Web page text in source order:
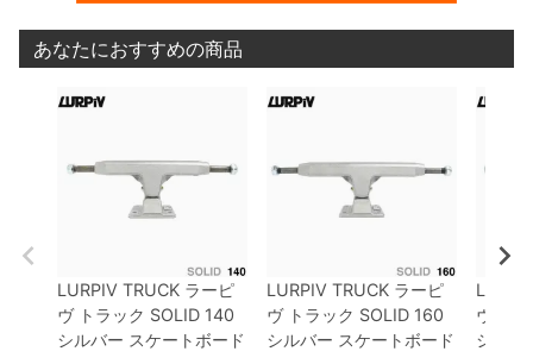
あなたにおすすめの商品
LURPIV TRUCK ラーピ
ヴトラック SOLID 140
シルバー スケートボード
LURPIV TRUCK ラーピ
ヴトラック SOLID 160
シルバー スケートボード
ヴ
シルバ